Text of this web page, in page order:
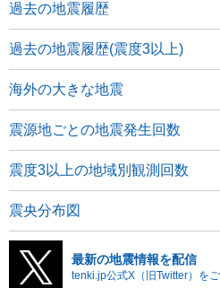
過去の地震履歴
過去の地震履歴(震度3以上)
海外の大きな地震
震源地ごとの地震発生回数
震度3以上の地域別観測回数
震央分布図
最新の地震情報を配信
tenki.jp公式X（旧Twitter）をご